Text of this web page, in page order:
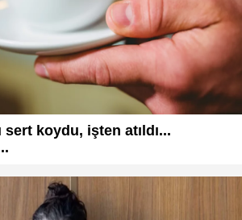
sert koydu, işten atıldı...